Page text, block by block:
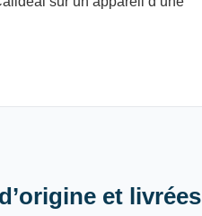
et livrées